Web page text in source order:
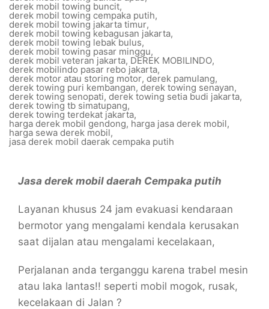
derek mobil towing buncit,
derek mobil towing cempaka putih,
derek mobil towing jakarta timur,
derek mobil towing kebagusan jakarta,
derek mobil towing lebak bulus,
derek mobil towing pasar minggu,
derek mobil veteran jakarta, DEREK MOBILINDO,
derek mobilindo pasar rebo jakarta,
derek motor atau storing motor, derek pamulang,
derek towing puri kembangan, derek towing senayan,
derek towing senopati, derek towing setia budi jakarta,
derek towing tb simatupang,
derek towing terdekat jakarta,
harga derek mobil gendong, harga jasa derek mobil,
harga sewa derek mobil,
jasa derek mobil daerak cempaka putih
Jasa derek mobil daerah Cempaka putih
Layanan khusus 24 jam evakuasi kendaraan
bermotor yang mengalami kendala kerusakan
saat dijalan atau mengalami kecelakaan,
Perjalanan anda terganggu karena trabel mesin
atau laka lantas!! seperti mobil mogok, rusak,
kecelakaan di Jalan ?